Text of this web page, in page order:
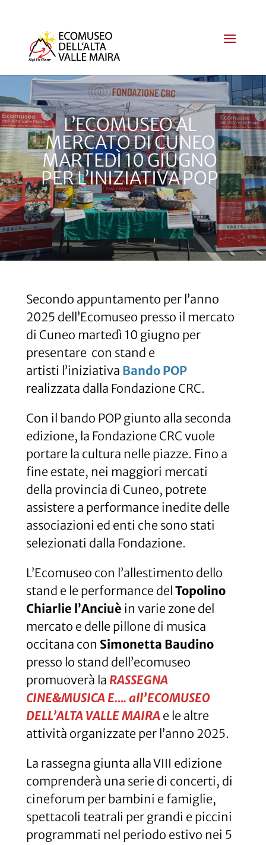
L’ECOMUSEO AL
MERCATO DI CUNEO
MARTEDÌ 10 GIUGNO
PER L’INIZIATIVA POP
Secondo appuntamento per l’anno
2025 dell’Ecomuseo presso il mercato
di Cuneo martedì 10 giugno per
presentare con stand e
artisti l’iniziativa Bando POP
realizzata dalla Fondazione CRC.
Con il bando POP giunto alla seconda
edizione, la Fondazione CRC vuole
portare la cultura nelle piazze. Fino a
fine estate, nei maggiori mercati
della provincia di Cuneo, potrete
assistere a performance inedite delle
associazioni ed enti che sono stati
selezionati dalla Fondazione.
L’Ecomuseo con l’allestimento dello
stand e le performance delTopolino
Chiarlie l’Anciuè in varie zone del
mercato e delle pillone di musica
occitana con Simonetta Baudino
presso lo stand dell’ecomuseo
promuoverà la RASSEGNA
CINE&MUSICA E…. all’ECOMUSEO
DELL’ALTA VALLE MAIRA e le altre
attività organizzate per l’anno 2025.
La rassegna giunta alla VIII edizione
comprenderà una serie di concerti, di
cineforum per bambini e famiglie,
spettacoli teatrali per grandi e piccini
programmati nel periodo estivo nei 5